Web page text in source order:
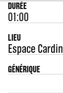
DURÉE
01:00
LIEU
Espace Cardin
GÉNÉRIQUE